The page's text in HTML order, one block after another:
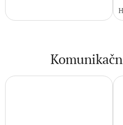
5